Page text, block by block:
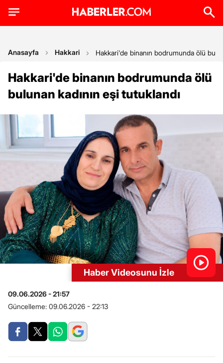
Anasayfa Hakkari Hakkari'de binanın bodrumunda ölü
Hakkari'de binanın bodrumunda ölü
bulunan kadının eşi tutuklandı
Haber Videosunu İzle
09.06.2026 - 21:57
Güncelleme: 09.06.2026 - 22:13